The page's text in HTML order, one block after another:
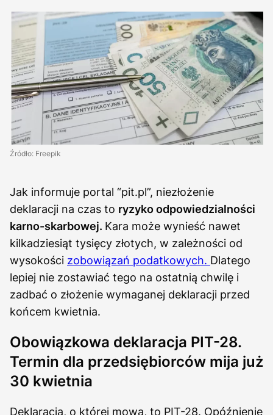
Źródło: Freepik
Jak informuje portal “pit.pl”, niezłożenie
deklaracji na czas to ryzyko odpowiedzialności
karno-skarbowej. Kara może wynieść nawet
kilkadziesiąt tysięcy złotych, w zależności od
wysokości zobowiązań podatkowych. Dlatego
lepiej nie zostawiać tego na ostatnią chwilę i
zadbać o złożenie wymaganej deklaracji przed
końcem kwietnia.
Obowiązkowa deklaracja PIT-28.
Termin dla przedsiębiorców mija już
30 kwietnia
Deklaracja, o której mowa, to PIT-28. Opóźnienie